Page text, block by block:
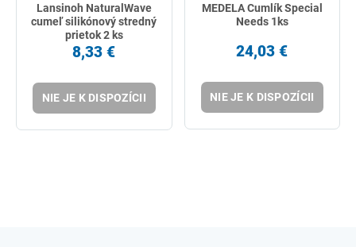
Lansinoh NaturalWave
cumeľ silikónový stredný
prietok 2 ks
8,33 €
NIE JE K DISPOZÍCII
MEDELA Cumlík Special
Needs 1ks
24,03 €
NIE JE K DISPOZÍCII